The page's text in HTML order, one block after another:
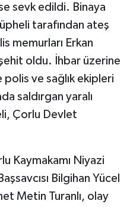
sevk edildi. Binaya
tarafından ateş
memurları Erkan
oldu. İhbar üzerine
ve sağlık ekipleri
saldırgan yaralı
Çorlu Devlet
Kaymakamı Niyazi
Bilgihan Yücel
Metin Turanlı, olay